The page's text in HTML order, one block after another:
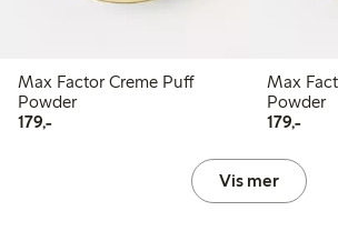
Max Factor Creme Puff
Powder
179,-179,00 kr
Max
Powder
179,-
Vis mer